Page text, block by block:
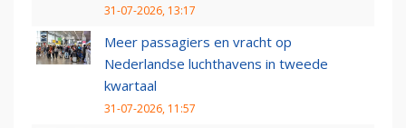
31-07-2026, 13:17
Meer passagiers en vracht op
Nederlandse luchthavens in tweede
kwartaal
31-07-2026, 11:57